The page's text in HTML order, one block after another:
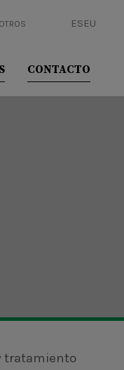
ESEU
CONTACTO
tratamiento